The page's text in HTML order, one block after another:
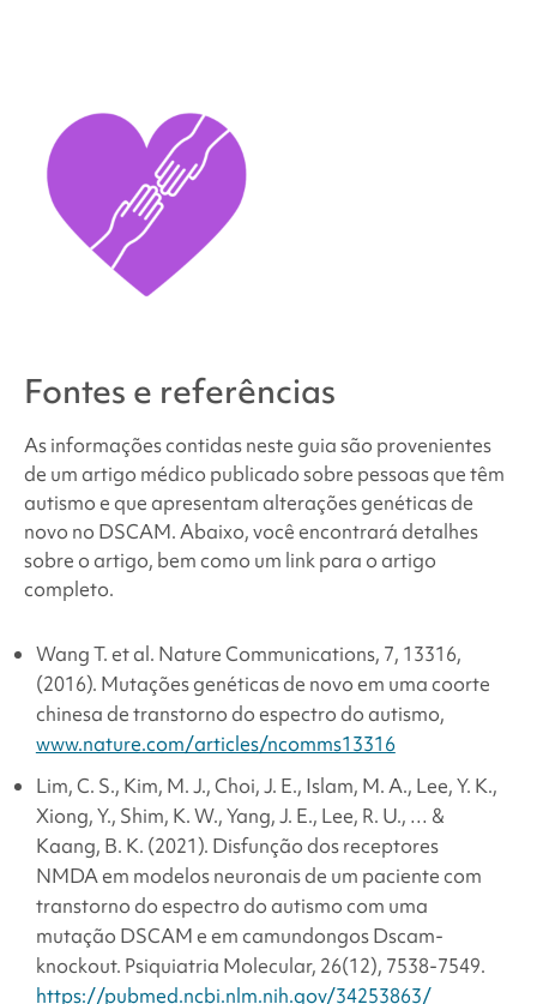
Fontes e referências
As informações contidas neste guia são provenientes
de um artigo médico publicado sobre pessoas que têm
autismo e que apresentam alterações genéticas de
novo no DSCAM. Abaixo, você encontrará detalhes
sobre o artigo, bem como um link para o artigo
completo.
Wang T. et al. Nature Communications, 7, 13316,
(2016). Mutações genéticas de novo em uma coorte
chinesa de transtorno do espectro do autismo,
www.nature.com/articles/ncomms13316
Lim, C. S., Kim, M. J., Choi, J. E., Islam, M. A., Lee, Y. K.,
Xiong, Y., Shim, K. W., Yang, J. E., Lee, R. U., … &
Kaang, B. K. (2021). Disfunção dos receptores
NMDA em modelos neuronais de um paciente com
transtorno do espectro do autismo com uma
mutação DSCAM e em camundongos Dscam-
knockout. Psiquiatria Molecular, 26(12), 7538-7549.
https://pubmed.ncbi.nlm.nih.gov/34253863/